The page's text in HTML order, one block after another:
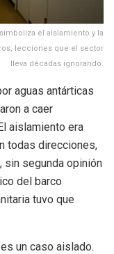
el aislamiento y la
lecciones que el sector
lleva décadas ignorando.
aguas antárticas
a caer
aislamiento era
todas direcciones,
sin segunda opinión
del barco
tuvo que
un caso aislado.